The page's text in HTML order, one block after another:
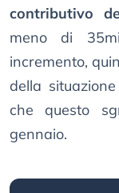
contributivo
meno di
incremento,
della
che questo
gennaio.